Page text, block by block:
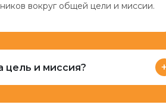
вокруг общей цели и миссии.
цель и миссия?